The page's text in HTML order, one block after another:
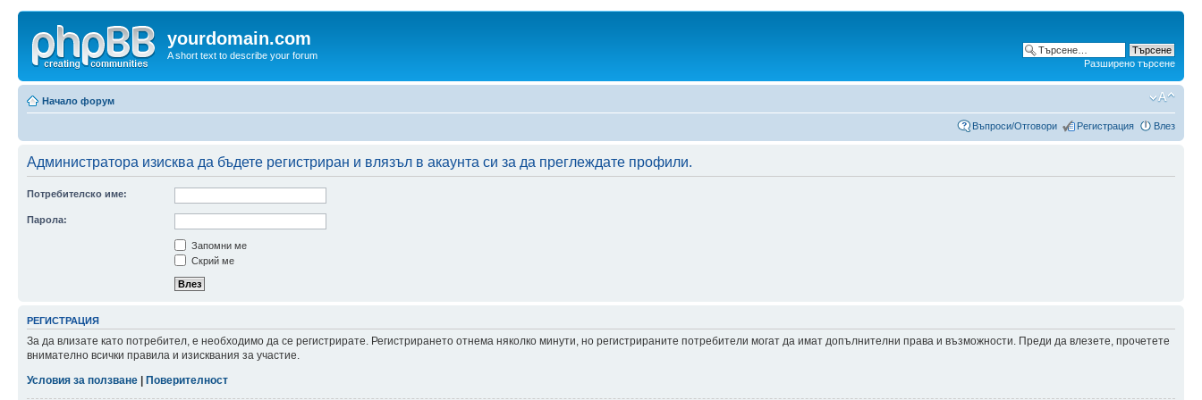
yourdomain.com
A short text to describe your forum
Разширено търсене
Начало форум
Въпроси/Отговори Регистрация Влез
Администратора изисква да бъдете регистриран и влязъл в акаунта си за да преглеждате профили.
Потребителско име:
Парола:
Запомни ме
Скрий ме
РЕГИСТРАЦИЯ
За да влизате като потребител, е необходимо да се регистрирате. Регистрирането отнема няколко минути, но регистрираните потребители могат да имат допълнителни права и възможности. Преди да влезете, прочетете
внимателно всички правила и изисквания за участие.
Условия за ползване
Поверителност